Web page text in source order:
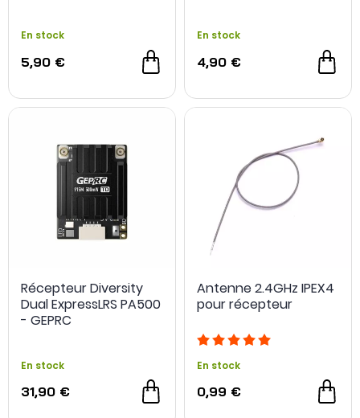
En stock
5,90 €
En stock
4,90 €
Récepteur Diversity
Dual ExpressLRS PA500
- GEPRC
En stock
31,90 €
Antenne 2.4GHz IPEX4
pour récepteur
En stock
0,99 €